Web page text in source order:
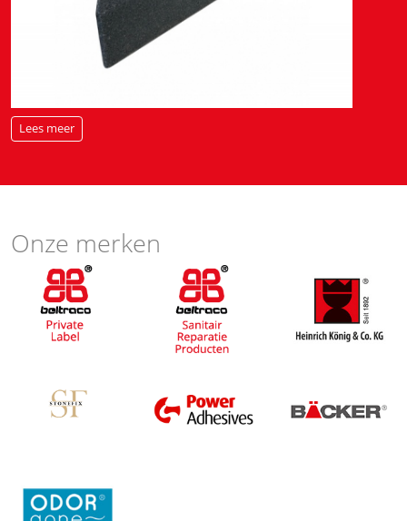
Lees meer
Onze merken